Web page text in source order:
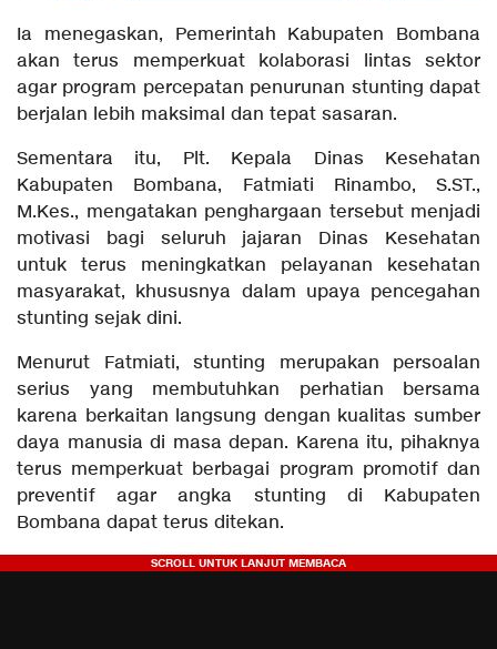
Ia menegaskan, Pemerintah Kabupaten Bombana
akan terus memperkuat kolaborasi lintas sektor
agar program percepatan penurunan stunting dapat
berjalan lebih maksimal dan tepat sasaran.
Sementara itu, Plt. Kepala Dinas Kesehatan
Kabupaten Bombana, Fatmiati Rinambo, S.ST.,
M.Kes., mengatakan penghargaan tersebut menjadi
motivasi bagi seluruh jajaran Dinas Kesehatan
untuk terus meningkatkan pelayanan kesehatan
masyarakat, khususnya dalam upaya pencegahan
stunting sejak dini.
Menurut Fatmiati, stunting merupakan persoalan
serius yang membutuhkan perhatian bersama
karena berkaitan langsung dengan kualitas sumber
daya manusia di masa depan. Karena itu, pihaknya
terus memperkuat berbagai program promotif dan
preventif agar angka stunting di Kabupaten
Bombana dapat terus ditekan.